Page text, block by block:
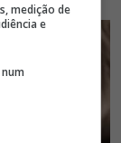
medição de
e